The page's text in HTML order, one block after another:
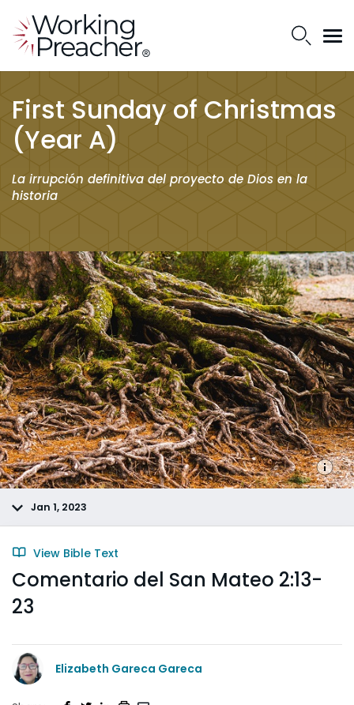
First Sunday of Christmas
(Year A)
La irrupción definitiva del proyecto de Dios en la
historia
Jan 1, 2023
View Bible Text
Comentario del San Mateo 2:13-
23
Elizabeth Gareca Gareca